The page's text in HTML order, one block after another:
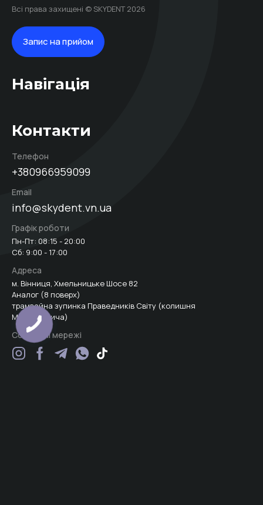
Всі права захищені © SKYDENT 2026
Запис на прийом
Навігація
Контакти
Телефон
+380966959099
Email
info@skydent.vn.ua
Графік роботи
Пн-Пт: 08:15 - 20:00
Сб: 9:00 - 17:00
Адреса
м. Вінниця, Хмельницьке Шосе 82
Аналог (8 поверх)
трамвайна зупинка Праведників Світу (колишня
Максимовича)
Соціальні мережі